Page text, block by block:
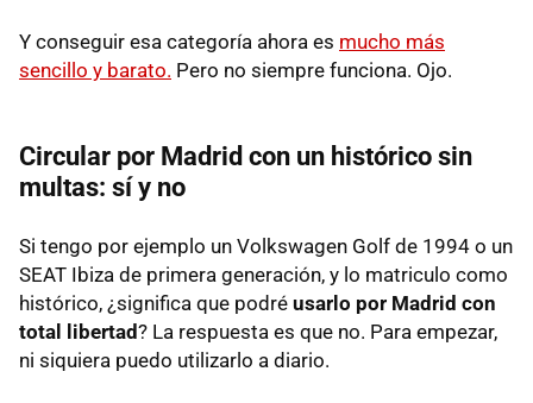
Y conseguir esa categoría ahora es mucho más
sencillo y barato. Pero no siempre funciona. Ojo.
Circular por Madrid con un histórico sin
multas: sí y no
Si tengo por ejemplo un Volkswagen Golf de 1994 o un
SEAT Ibiza de primera generación, y lo matriculo como
histórico, ¿significa que podré usarlo por Madrid con
total libertad? La respuesta es que no. Para empezar,
ni siquiera puedo utilizarlo a diario.